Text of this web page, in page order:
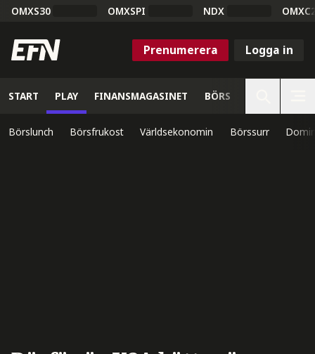
OMXS30 OMXSPI NDX
Prenumerera Logga in
START PLAY FINANSMAGASINET BÖRS
Börslunch Börsfrukost Världsekonomin Börssurr